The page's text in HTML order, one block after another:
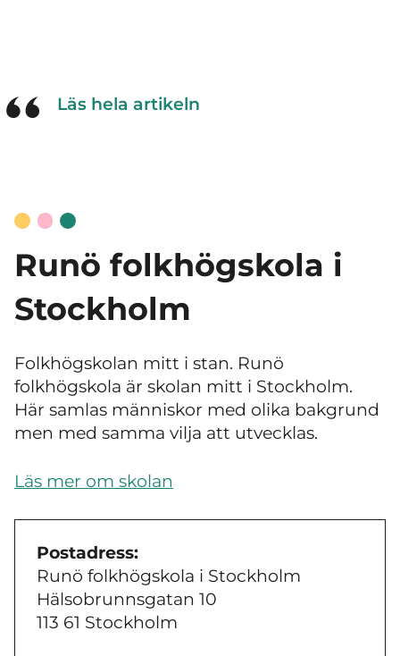
Läs hela artikeln
Runö folkhögskola i
Stockholm
Folkhögskolan mitt i stan. Runö
folkhögskola är skolan mitt i Stockholm.
Här samlas människor med olika bakgrund
men med samma vilja att utvecklas.
Läs mer om skolan
Postadress:
Runö folkhögskola i Stockholm
Hälsobrunnsgatan 10
113 61 Stockholm